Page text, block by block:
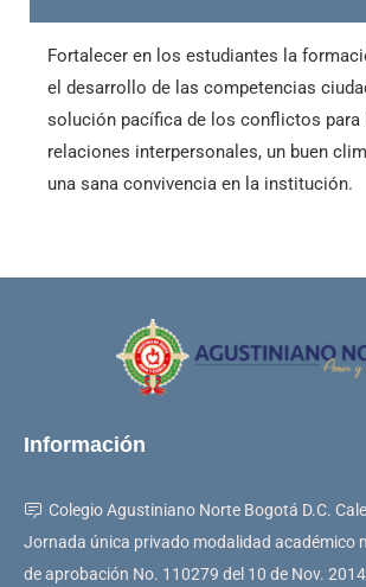
Fortalecer en los estudiantes la
el desarrollo de las competencias
solución pacífica de los conflictos para
relaciones interpersonales, un buen
una sana convivencia en la institución.
Información
Colegio Agustiniano Norte Bogotá D.C.
Jornada única privado modalidad académico
de aprobación No. 110279 del 10 de Nov.